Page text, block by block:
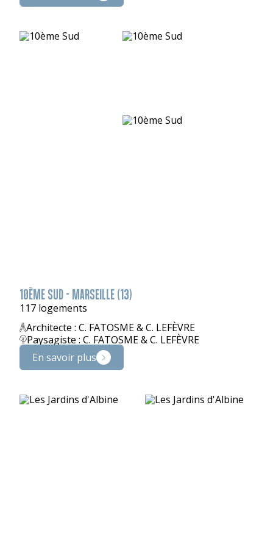
10ÈME SUD - MARSEILLE (13)
117 logements
Architecte : C. FATOSME & C. LEFÈVRE
Paysagiste : C. FATOSME & C. LEFÈVRE
En savoir plus